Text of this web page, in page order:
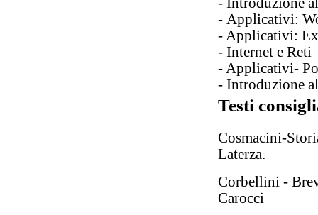
- Applicativi:
- Applicativi:
- Internet e Reti
- Applicativi-
- Introduzione
Testi
Cosmacini-
Laterza.
Corbellini -
Carocci